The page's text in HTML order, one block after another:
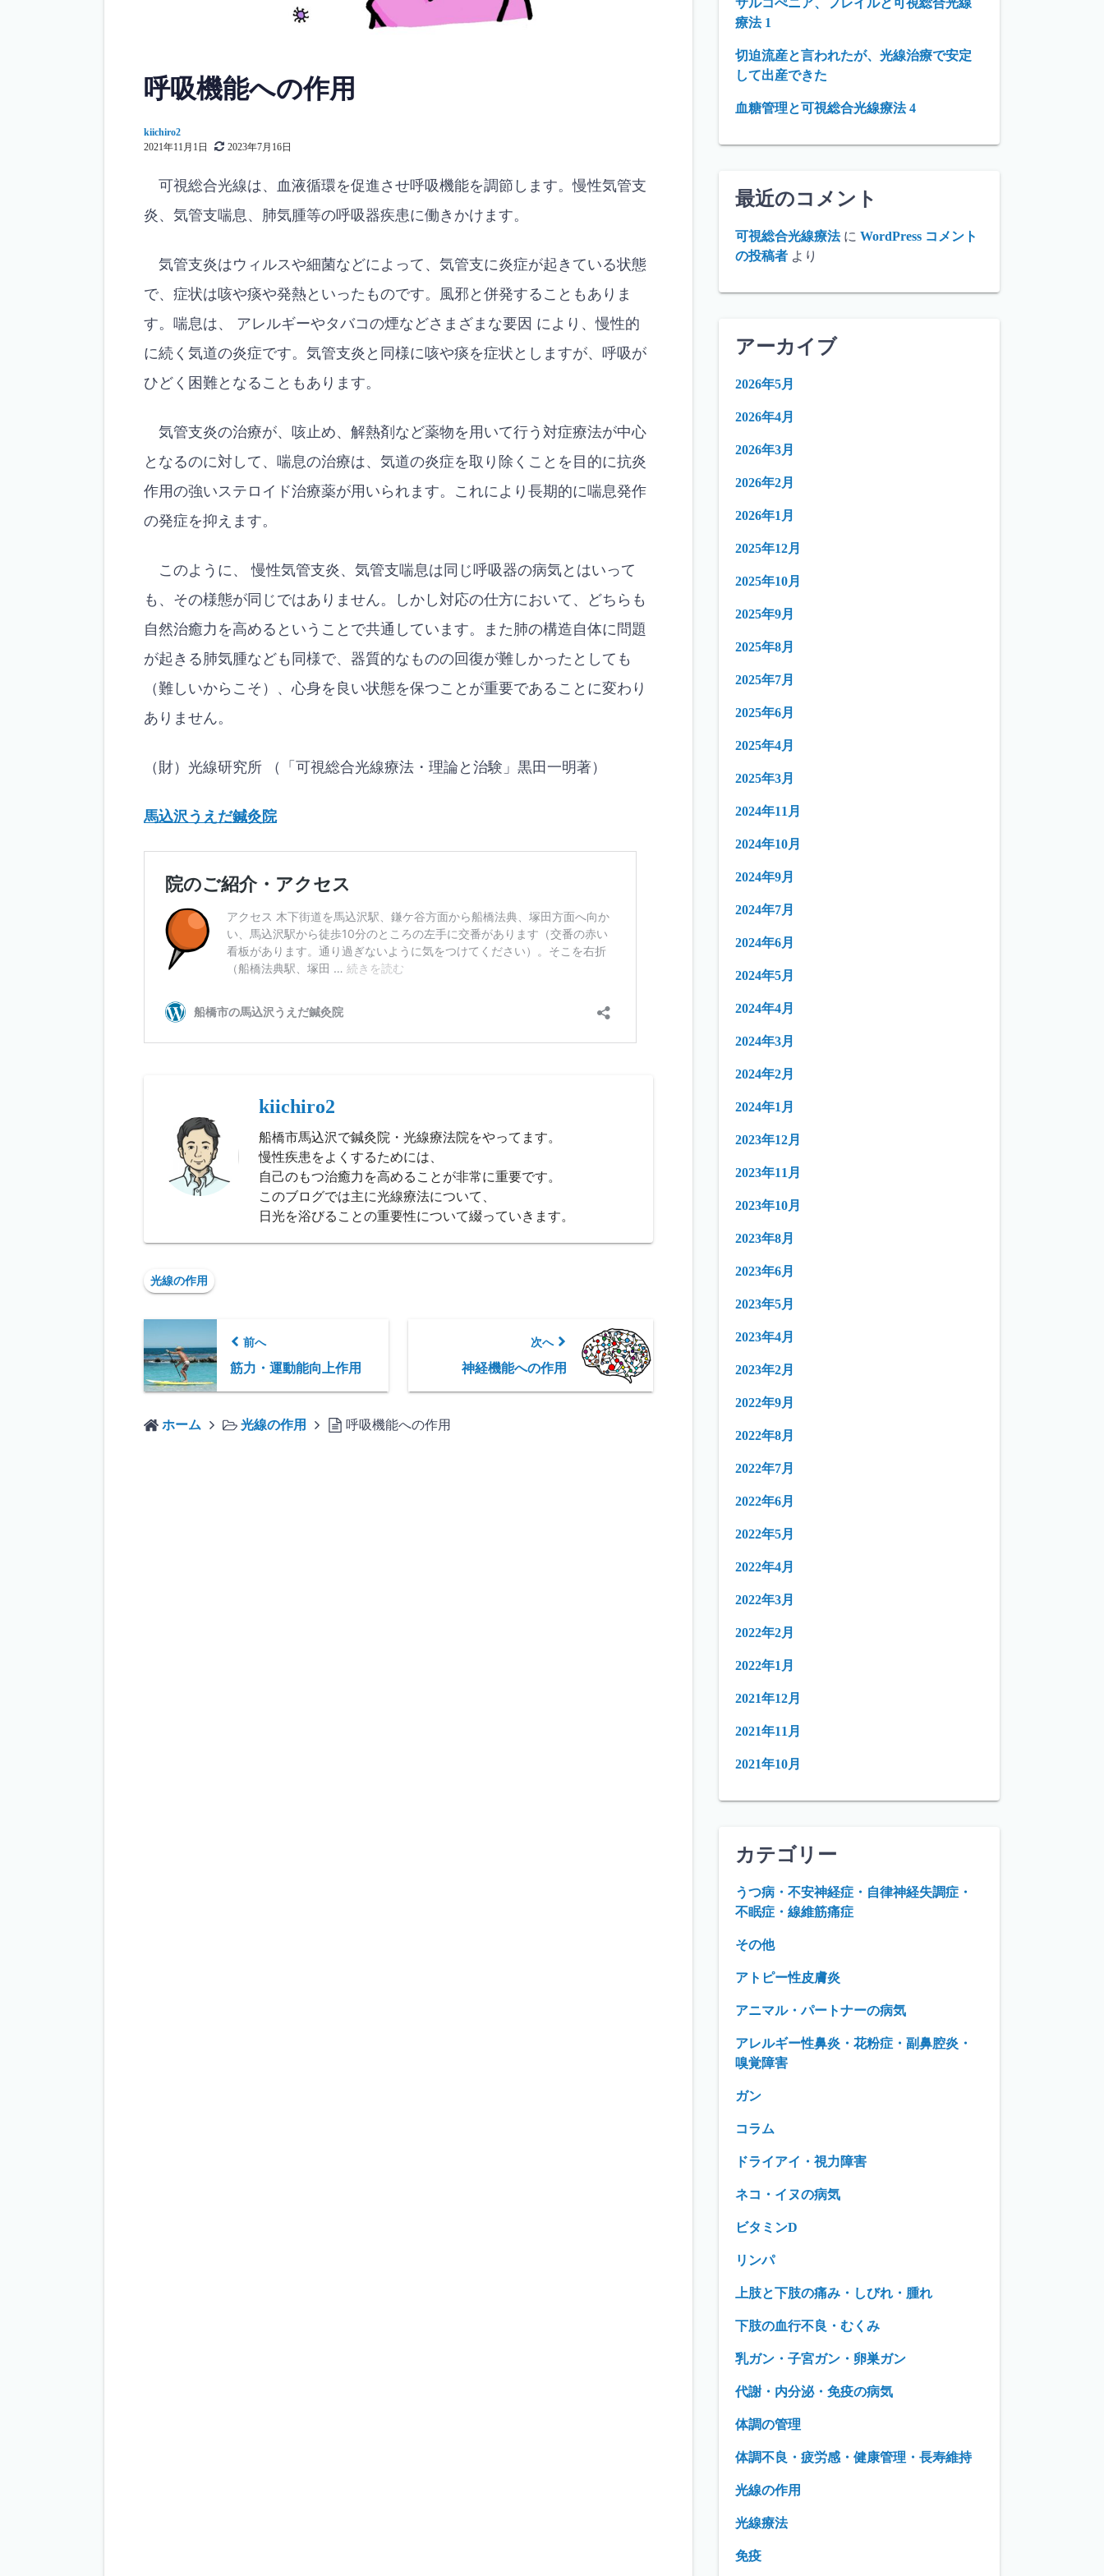
呼吸機能への作用
kiichiro2
2021年11月1日
2023年7月16日
可視総合光線は、血液循環を促進させ呼吸機能を調節します。慢性気管支
炎、気管支喘息、肺気腫等の呼吸器疾患に働きかけます。
気管支炎はウィルスや細菌などによって、気管支に炎症が起きている状態
で、症状は咳や痰や発熱といったものです。風邪と併発することもありま
す。喘息は、 アレルギーやタバコの煙などさまざまな要因 により、慢性的
に続く気道の炎症です。気管支炎と同様に咳や痰を症状としますが、呼吸が
ひどく困難となることもあります。
気管支炎の治療が、咳止め、解熱剤など薬物を用いて行う対症療法が中心
となるのに対して、喘息の治療は、気道の炎症を取り除くことを目的に抗炎
作用の強いステロイド治療薬が用いられます。これにより長期的に喘息発作
の発症を抑えます。
このように、 慢性気管支炎、気管支喘息は同じ呼吸器の病気とはいって
も、その様態が同じではありません。しかし対応の仕方において、どちらも
自然治癒力を高めるということで共通しています。また肺の構造自体に問題
が起きる肺気腫なども同様で、器質的なものの回復が難しかったとしても
（難しいからこそ）、心身を良い状態を保つことが重要であることに変わり
ありません。
（財）光線研究所 （「可視総合光線療法・理論と治験」黒田一明著）
馬込沢うえだ鍼灸院
kiichiro2
船橋市馬込沢で鍼灸院・光線療法院をやってます。
慢性疾患をよくするためには、
自己のもつ治癒力を高めることが非常に重要です。
このブログでは主に光線療法について、
日光を浴びることの重要性について綴っていきます。
光線の作用
前へ
筋力・運動能向上作用
次へ
神経機能への作用
ホーム 光線の作用 呼吸機能への作用
サルコぺニア、フレイルと可視総合光線
療法 1
切迫流産と言われたが、光線治療で安定
して出産できた
血糖管理と可視総合光線療法 4
最近のコメント
可視総合光線療法に WordPress コメント
の投稿者 より
アーカイブ
2026年5月
2026年4月
2026年3月
2026年2月
2026年1月
2025年12月
2025年10月
2025年9月
2025年8月
2025年7月
2025年6月
2025年4月
2025年3月
2024年11月
2024年10月
2024年9月
2024年7月
2024年6月
2024年5月
2024年4月
2024年3月
2024年2月
2024年1月
2023年12月
2023年11月
2023年10月
2023年8月
2023年6月
2023年5月
2023年4月
2023年2月
2022年9月
2022年8月
2022年7月
2022年6月
2022年5月
2022年4月
2022年3月
2022年2月
2022年1月
2021年12月
2021年11月
2021年10月
カテゴリー
うつ病・不安神経症・自律神経失調症・
不眠症・線維筋痛症
その他
アトピー性皮膚炎
アニマル・パートナーの病気
アレルギー性鼻炎・花粉症・副鼻腔炎・
嗅覚障害
ガン
コラム
ドライアイ・視力障害
ネコ・イヌの病気
ビタミンD
リンパ
上肢と下肢の痛み・しびれ・腫れ
下肢の血行不良・むくみ
乳ガン・子宮ガン・卵巣ガン
代謝・内分泌・免疫の病気
体調の管理
体調不良・疲労感・健康管理・長寿維持
光線の作用
光線療法
免疫